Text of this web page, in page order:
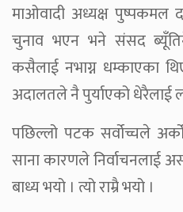
माओवादी अध्यक्ष पुष्पकमल
चुनाव भएन भने संसद
कसैलाई नभाग्न धम्काएका
अदालतले नै पुर्याएको धेरैलाई
पछिल्लो पटक सर्वोच्चले
साना कारणले
बाध्य भयो । त्यो राम्रै भयो ।